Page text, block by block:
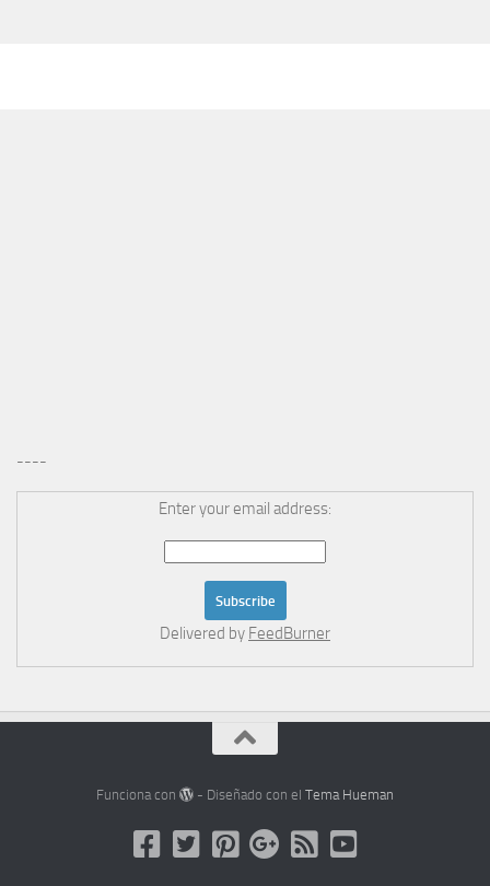
----
Enter your email address:
Delivered by FeedBurner
Funciona con - Diseñado con elTema Hueman